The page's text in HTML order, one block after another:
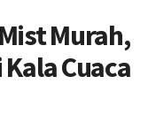
Murah,
Cuaca